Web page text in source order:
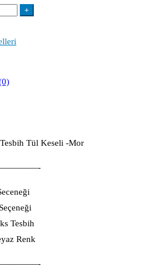
+
Tül Keseli -Mor
Tesbih
Renk